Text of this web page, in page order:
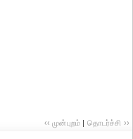
‹‹ முன்புறம் | தொடர்ச்சி ››